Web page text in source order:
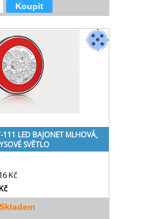
Koupit
111 LED BAJONET MLHOVÁ,
SVĚTLO
Kč
Skladem